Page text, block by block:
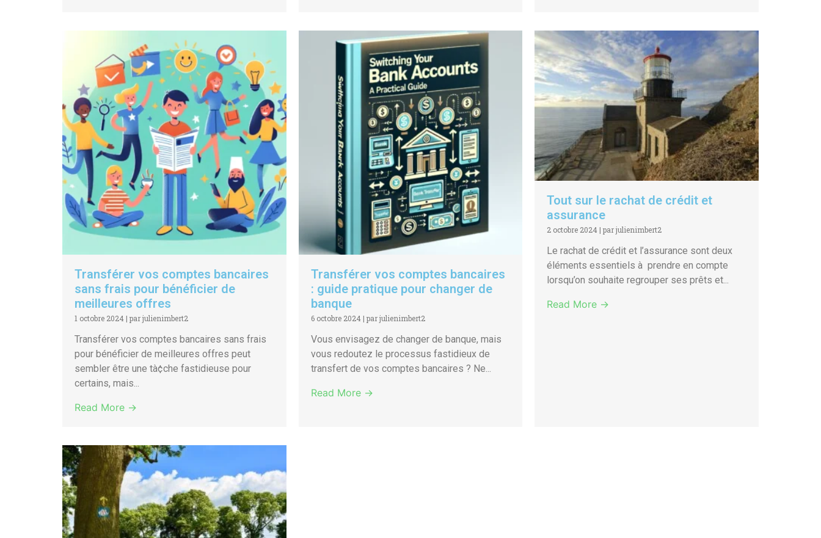
Transférer vos comptes bancaires
sans frais pour bénéficier de
meilleures offres
1 octobre 2024 | par julienimbert2
Transférer vos comptes bancaires sans frais
pour bénéficier de meilleures offres peut
sembler être une tà¢che fastidieuse pour
certains, mais...
Read More →
Transférer vos comptes bancaires
: guide pratique pour changer de
banque
6 octobre 2024 | par julienimbert2
Vous envisagez de changer de banque, mais
vous redoutez le processus fastidieux de
transfert de vos comptes bancaires ? Ne...
Read More →
Tout sur le rachat de crédit et
assurance
2 octobre 2024 |par julienimbert2
Le rachat de crédit et l’assurance sont deux
éléments essentiels à prendre en compte
lorsqu’on souhaite regrouper ses prêts et...
Read More →